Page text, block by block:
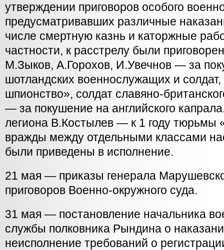
утверждении приговоров особого
предусматривавших различные
числе смертную казнь и каторжные
частности, к расстрелу были
М.Зыков, А.Горохов, И.Увечнов — за
шотландских военнослужащих и
шпионство», солдат славяно-
— за покушение на английского
легиона В.Костылев — к 1 году тюрьмы
вражды между отдельными классами
были приведены в исполнение.
21 мая — приказы генерала
приговоров Военно-окружного суда.
31 мая — постановление начальника
службы полковника Рындина о
неисполнение требований о